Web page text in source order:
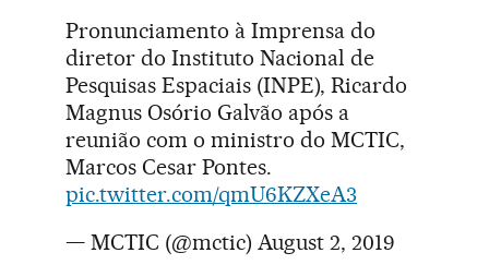
Pronunciamento à Imprensa do
diretor do Instituto Nacional de
Pesquisas Espaciais (INPE), Ricardo
Magnus Osório Galvão após a
reunião com o ministro do MCTIC,
Marcos Cesar Pontes.
pic.twitter.com/qmU6KZXeA3
— MCTIC (@mctic) August 2, 2019